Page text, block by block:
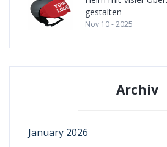
gestalten
Nov 10 - 2025
Archiv
January 2026